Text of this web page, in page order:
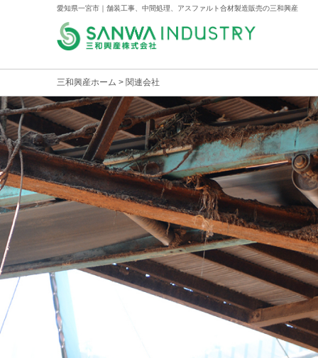
愛知県一宮市｜舗装工事、中間処理、アスファルト合材製造販売の三和興産
三和興産ホーム > 関連会社